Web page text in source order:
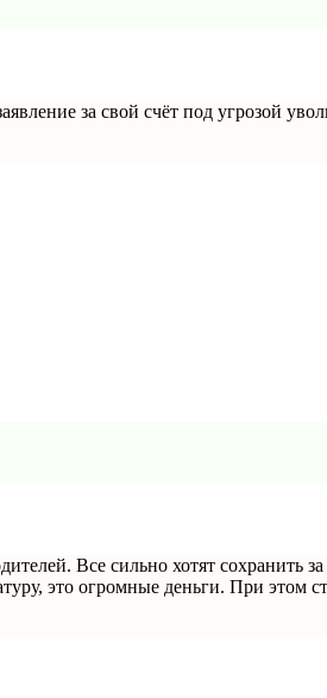
за свой счёт под угрозой
Все сильно хотят сохранить
это огромные деньги. При этом